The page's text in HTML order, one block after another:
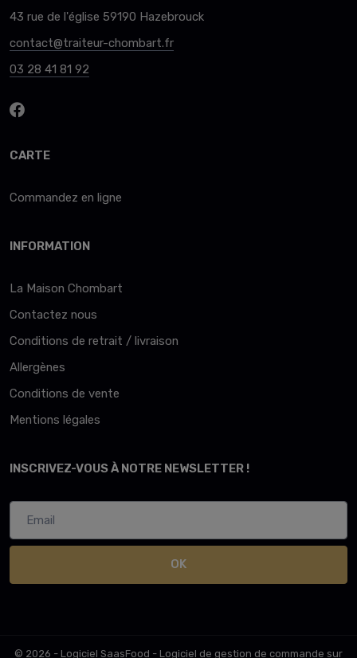
43 rue de l'église 59190 Hazebrouck
contact@traiteur-chombart.fr
03 28 41 81 92
CARTE
Commandez en ligne
INFORMATION
La Maison Chombart
Contactez nous
Conditions de retrait / livraison
Allergènes
Conditions de vente
Mentions légales
INSCRIVEZ-VOUS À NOTRE NEWSLETTER !
OK
© 2026 - Logiciel SaasFood - Logiciel de gestion de commande sur